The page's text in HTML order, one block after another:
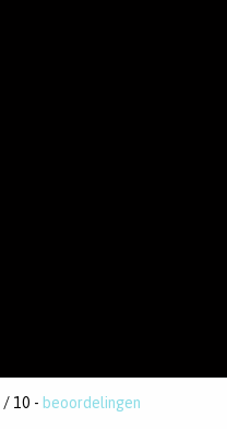
/ 10 - beoordelingen